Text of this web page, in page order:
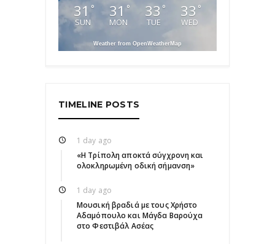
31 °
SUN
31 °
MON
33 °
TUE
33 °
WED
Weather from OpenWeatherMap
TIMELINE POSTS
1 day ago
«Η Τρίπολη αποκτά σύγχρονη και
ολοκληρωμένη οδική σήμανση»
1 day ago
Μουσική βραδιά με τους Χρήστο
Αδαμόπουλο και Μάγδα Βαρούχα
στο Φεστιβάλ Ασέας